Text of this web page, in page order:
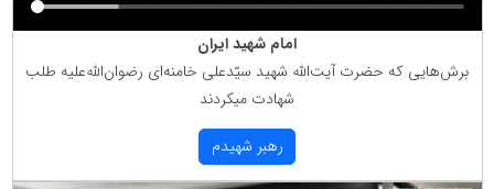
امام شهید ایران
برش‌هایی كه حضرت آیت‌الله شهید سیّدعلی خامنه‌ای رضوان‌الله‌علیه طلب
شهادت میكردند
رهبر شهیدم